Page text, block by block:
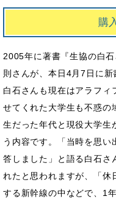
購
2005年に著書『生協の白
則さんが、本日4月7日に新
白石さんも現在はアラフィ
せてくれた大学生も不惑の
生だった年代と現役大学生
う内容です。「当時を思い
答しました」と語る白石さ
れたと思われますが、「休
する新幹線の中などで、1